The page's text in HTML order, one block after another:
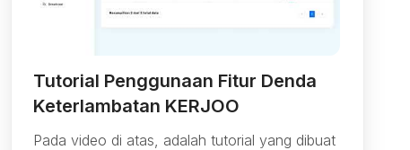
Tutorial Penggunaan Fitur Denda
Keterlambatan KERJOO
Pada video di atas, adalah tutorial yang dibuat